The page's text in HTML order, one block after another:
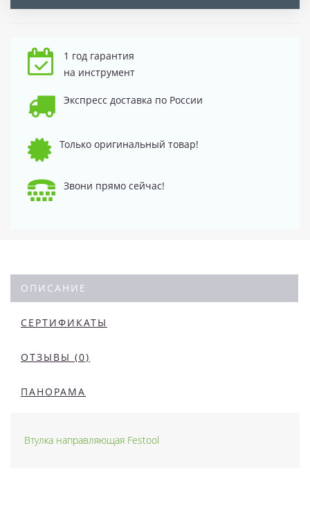
1 год гарантия
на инструмент
Экспресс доставка по России
Только оригинальный товар!
Звони прямо сейчас!
ОПИСАНИЕ
СЕРТИФИКАТЫ
ОТЗЫВЫ (0)
ПАНОРАМА
Втулка направляющая Festool